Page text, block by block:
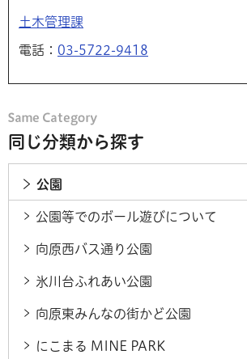
土木管理課
電話： 03-5722-9418
同じ分類から探す
公園
公園等でのボール遊びについて
向原西バス通り公園
氷川台ふれあい公園
向原東みんなの街かど公園
にこまる MINE PARK